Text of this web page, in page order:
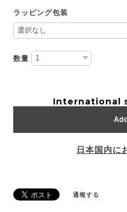
ラッピング包装
数量
International
日本国内に
通報する